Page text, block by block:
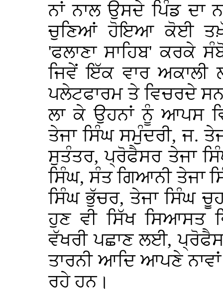
ਨਾਂ ਨਾਲ ਉਸਦੇ ਪਿੰਡ ਦਾ
ਚੁਣਿਆਂ ਹੋਇਆ ਕੋਈ
'ਫਲਾਣਾ ਸਾਹਿਬ' ਕਰਕੇ
ਜਿਵੇਂ ਇੱਕ ਵਾਰ ਅਕਾਲੀ
ਪਲੇਟਫਾਰਮ ਤੇ ਵਿਚਰਦੇ
ਲਾ ਕੇ ਉਹਨਾਂ ਨੂੰ ਆਪਸ
ਤੇਜਾ ਸਿੰਘ ਸਮੁੰਦਰੀ, ਜ.
ਸੁਤੰਤਰ, ਪ੍ਰੋਫੈਸਰ ਤੇਜਾ
ਸਿੰਘ, ਸੰਤ ਗਿਆਨੀ ਤੇਜਾ
ਸਿੰਘ ਭੁੱਚਰ, ਤੇਜਾ ਸਿੰਘ
ਹੁਣ ਵੀ ਸਿੱਖ ਸਿਆਸਤ
ਵੱਖਰੀ ਪਛਾਣ ਲਈ,
ਤਾਰਨੀ ਆਦਿ ਆਪਣੇ
ਰਹੇ ਹਨ।